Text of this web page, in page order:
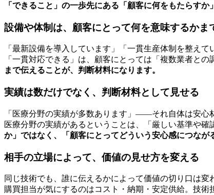
「できること」の一歩先にある「顧客に何をもたらす
設備や体制は、顧客にとって何を意味するかま
「最新設備を導入しています」「一貫生産体制を整え
「一貫対応できる」は、顧客にとっては「複数業者と
まで伝えることが、判断材料になります。
実績は数だけでなく、判断材料として見せる
「医療分野の実績が多数あります」——それ自体は安心
医療分野の実績があるということは、「厳しい基準や
か」ではなく、「顧客にとってどういう安心感につなが
相手の立場によって、価値の見せ方を変える
同じ技術でも、誰に伝えるかによって価値の切り口は変
購買担当が気にするのはコスト・納期・安定供給。技